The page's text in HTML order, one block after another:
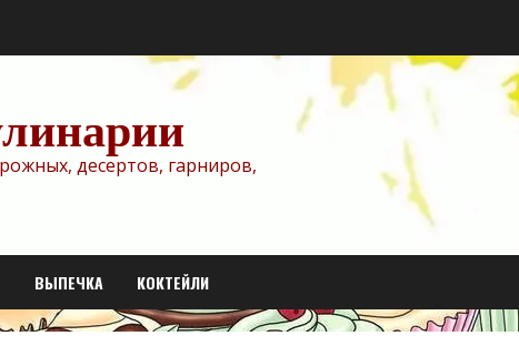
десертов, гарниров,
ВЫПЕЧКА КОКТЕЙЛИ